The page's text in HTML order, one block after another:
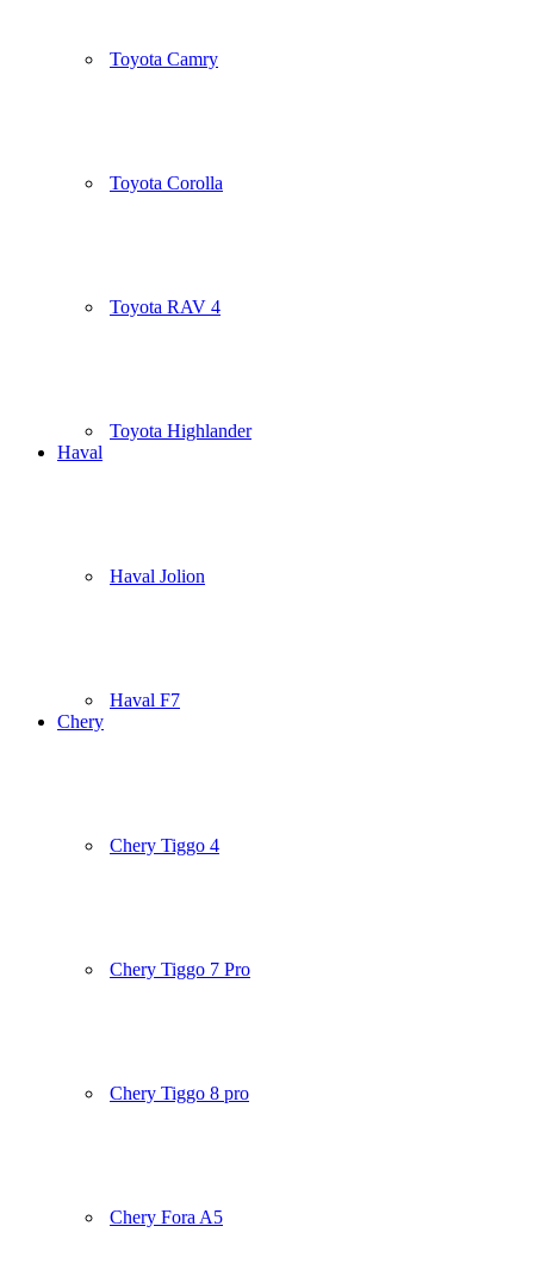
Toyota Camry
Toyota Corolla
Toyota RAV 4
Toyota Highlander
Haval
Haval Jolion
Haval F7
Chery
Chery Tiggo 4
Chery Tiggo 7 Pro
Chery Tiggo 8 pro
Chery Fora A5